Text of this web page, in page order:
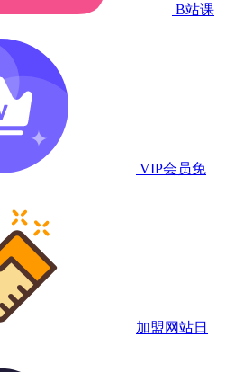
B站课
VIP会员免
加盟网站日